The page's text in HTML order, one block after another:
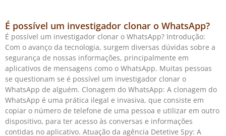
É possível um investigador clonar o WhatsApp?
É possível um investigador clonar o WhatsApp? Introdução:
Com o avanço da tecnologia, surgem diversas dúvidas sobre a
segurança de nossas informações, principalmente em
aplicativos de mensagens como o WhatsApp. Muitas pessoas
se questionam se é possível um investigador clonar o
WhatsApp de alguém. Clonagem do WhatsApp: A clonagem do
WhatsApp é uma prática ilegal e invasiva, que consiste em
copiar o número de telefone de uma pessoa e utilizar em outro
dispositivo, para ter acesso às conversas e informações
contidas no aplicativo. Atuação da agência Detetive Spy: A